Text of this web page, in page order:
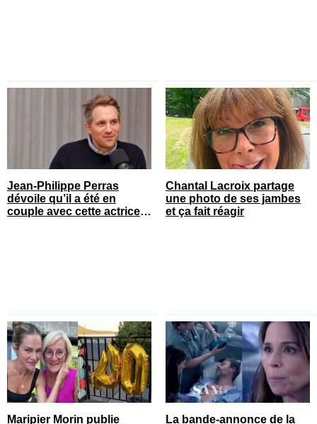
Jean-Philippe Perras
dévoile qu’il a été en
couple avec cette actrice
Chantal Lacroix partage
une photo de ses jambes
et ça fait réagir
Maripier Morin publie
La bande-annonce de la